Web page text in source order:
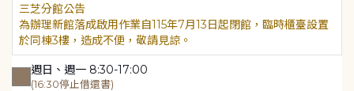
三芝分館公告
為辦理新館落成啟用作業自115年7月13日起閉館，臨時櫃臺設置
於同棟3樓，造成不便，敬請見諒。
週日、週一 8:30-17:00
(16:30停止借還書)